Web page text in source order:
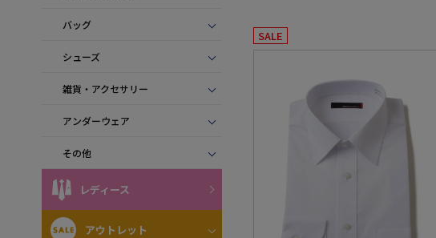
バッグ
シューズ
雑貨・アクセサリー
アンダーウェア
その他
レディース
アウトレット
SALE